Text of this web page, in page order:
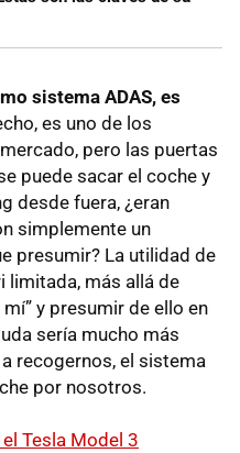
sistema ADAS, es
es uno de los
pero las puertas
puede sacar el coche y
desde fuera, ¿eran
simplemente un
presumir? La utilidad de
limitada, más allá de
y presumir de ello en
sería mucho más
recogernos, el sistema
por nosotros.
Tesla Model 3